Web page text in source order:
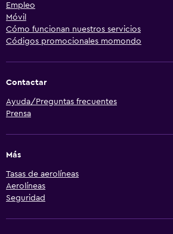
Empleo
Móvil
Cómo funcionan nuestros servicios
Códigos promocionales momondo
Contactar
Ayuda/Preguntas frecuentes
Prensa
Más
Tasas de aerolíneas
Aerolíneas
Seguridad